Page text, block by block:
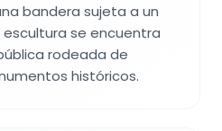
bandera sujeta a un
se encuentra
rodeada de
históricos.